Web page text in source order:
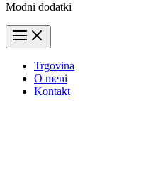
Modni dodatki
Trgovina
O meni
Kontakt